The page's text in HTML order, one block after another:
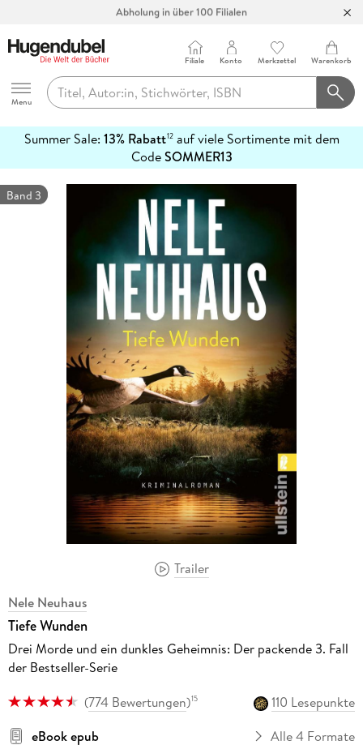
Abholung in über 100 Filialen
Hugendubel
Menu
Filiale Konto Merkzettel Warenkorb
Summer Sale: 13% Rabatt12auf viele Sortimente mit dem
CodeSOMMER13
erfahren
Trailer
Band 3
Nele Neuhaus
Tiefe Wunden
Drei Morde und ein dunkles Geheimnis: Der packende 3. Fall
der Bestseller-Serie
(774 Bewertungen)15
110 Lesepunkte
eBook epub
Alle 4 Formate